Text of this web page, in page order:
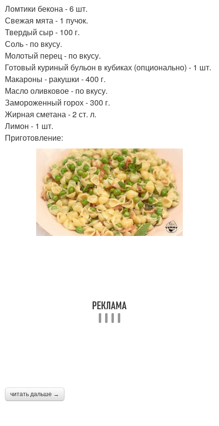
Ломтики бекона - 6 шт.
Свежая мята - 1 пучок.
Твердый сыр - 100 г.
Соль - по вкусу.
Молотый перец - по вкусу.
Готовый куриный бульон в кубиках (опционально) - 1 шт.
Макароны - ракушки - 400 г.
Масло оливковое - по вкусу.
Замороженный горох - 300 г.
Жирная сметана - 2 ст. л.
Лимон - 1 шт.
Приготовление:
читать дальше →